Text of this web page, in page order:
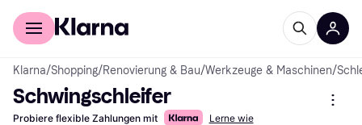
Für Shopper
Klarna/Shopping/Renovierung & Bau/Werkzeuge & Maschinen/
Schwingschleifer
Probiere flexible Zahlungen mit Lerne wie